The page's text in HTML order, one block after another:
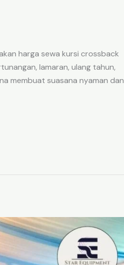
harga sewa kursi crossback
lamaran, ulang tahun,
membuat suasana nyaman dan